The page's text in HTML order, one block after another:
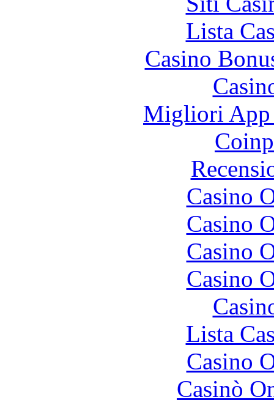
Lista
Casino
Migliori App
Casino
Casino
Casino
Casino
Lista
Casino
Casinò